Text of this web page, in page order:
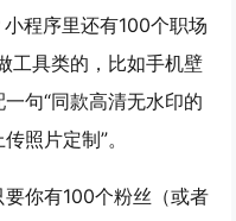
程序里还有100个职场
工具类的，比如手机壁
句“同款高清无水印的
照片定制”。
你有100个粉丝（或者